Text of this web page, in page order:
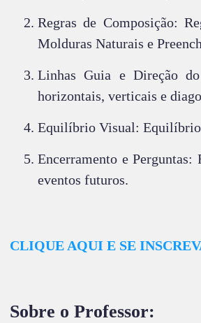
Regras de Composição:
Molduras Naturais e
Linhas Guia e Direção
horizontais, verticais e
Equilíbrio Visual: Equilíbrio
Encerramento e Perguntas:
eventos futuros.
CLIQUE AQUI E SE
Sobre o Professor: